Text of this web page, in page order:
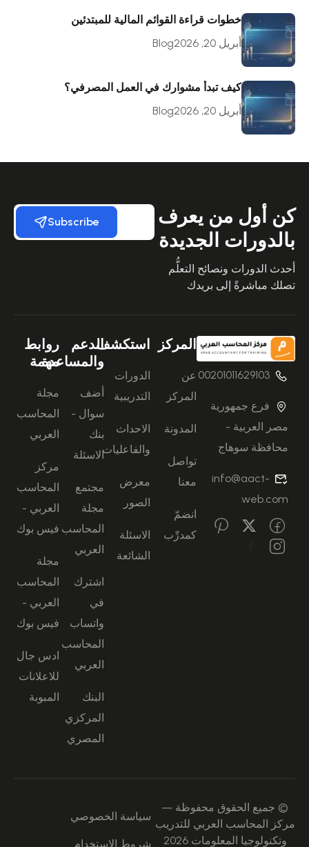
خطوات قراءة القوائم المالية للمبتدئين
أبريل 20, 2026
Blog
كيف تبدأ مشوارك في العمل المصرفي؟
أبريل 20, 2026
Blog
كن أول من يعرف
بالدورات الجديدة
أحدث الدورات ونصائح التعلُّم
تصلك مباشرةً إلى بريدك
Subscribe
00201011629103
فرع جمهورية
مصر العربية -
محافظة سوهاج
info@aact-
web.com
المركز
عن
المركز
المدونة
تواصل
معنا
انضمّ
كمدرِّب
استكشف
الدورات
التدريبية
الاحداث
والفاعليات
معرض
الصور
الاسئلة
الشائعة
الدعم
والمساعدة
أضف
سوال -
بنك
الاسئلة
مجتمع
مجلة
المحاسب
العربي
اشترك
في
واتساب
المحاسب
العربي
البنك
المركزي
المصري
روابط
مهمة
مجلة
المحاسب
العربي
مركز
المحاسب
العربي -
فيس بوك
مجلة
المحاسب
العربي -
فيس بوك
ادس جال
للاعلانات
المبوبة
© جميع الحقوق محفوظة —
مركز المحاسب العربي للتدريب
وتكنولوجيا المعلومات 2026
سياسة الخصوصي
شروط الاستخدام